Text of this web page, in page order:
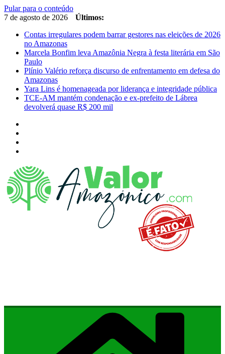
Pular para o conteúdo
7 de agosto de 2026
Últimos:
Contas irregulares podem barrar gestores nas eleições de 2026
no Amazonas
Marcela Bonfim leva Amazônia Negra à festa literária em São
Paulo
Plínio Valério reforça discurso de enfrentamento em defesa do
Amazonas
Yara Lins é homenageada por liderança e integridade pública
TCE-AM mantém condenação e ex-prefeito de Lábrea
devolverá quase R$ 200 mil